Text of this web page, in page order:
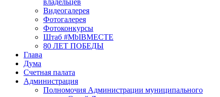
владельцев
Видеогалерея
Фотогалерея
Фотоконкурсы
Штаб #MbIBMECTE
80 ЛЕТ ПОБЕДЫ
Глава
Дума
Счетная палата
Администрация
Полномочия Администрации муниципального